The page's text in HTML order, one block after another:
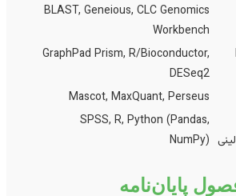
BLAST, Geneious, CLC Genomics
Workbench
GraphPad Prism, R/Bioconductor,
DESeq2
Mascot, MaxQuant, Perseus
SPSS, R, Python (Pandas,
NumPy)